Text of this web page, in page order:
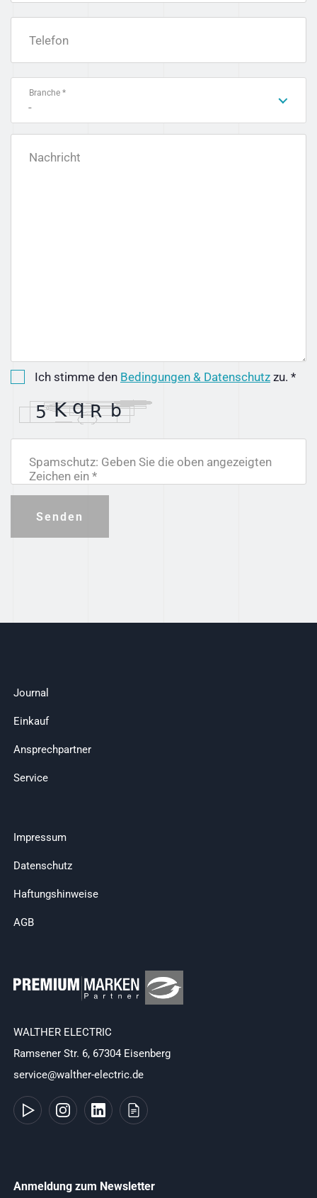
Telefon
Branche *
-
Nachricht
Ich stimme den Bedingungen & Datenschutz zu. *
Spamschutz: Geben Sie die oben angezeigten
Zeichen ein *
Senden
Journal
Einkauf
Ansprechpartner
Service
Impressum
Datenschutz
Haftungshinweise
AGB
WALTHER ELECTRIC
Ramsener Str. 6, 67304 Eisenberg
service@walther-electric.de
Anmeldung zum Newsletter